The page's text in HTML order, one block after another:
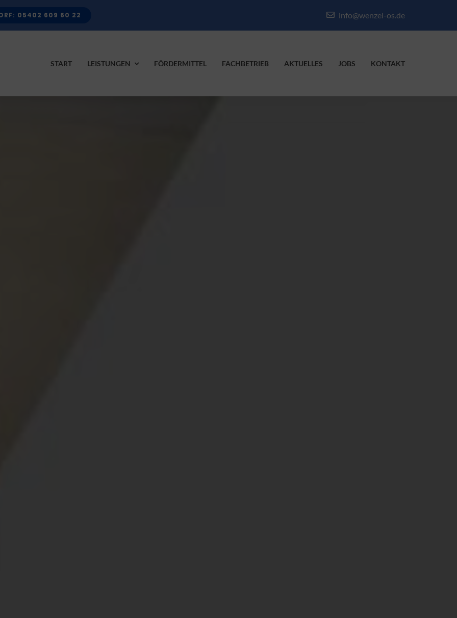
05402 609 60 22 info@wenzel-os.de
START LEISTUNGEN FÖRDERMITTEL FACHBETRIEB AKTUELLES JOBS KONTAKT